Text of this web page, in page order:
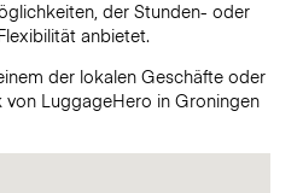
der Stunden- oder
anbietet.
der lokalen Geschäfte oder
LuggageHero in Groningen